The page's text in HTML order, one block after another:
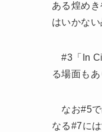
ある煌め
はいかな
#3「In
る場面も
なお#5で
なる#7に